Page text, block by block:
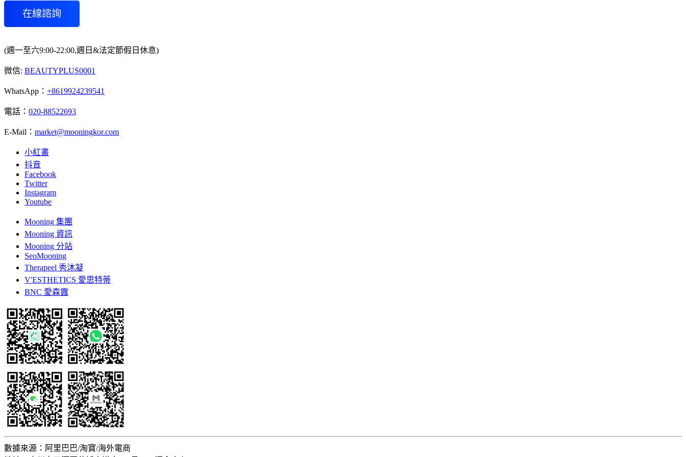
在線諮詢
(週一至六9:00-22:00,週日&法定節假日休息)
微信: BEAUTYPLUS0001
WhatsApp： +8619924239541
電話： 020-88522693
E-Mail： market@mooningkor.com
小紅書
抖音
Facebook
Twitter
Instagram
Youtube
Mooning 集團
Mooning 資訊
Mooning 分站
SeoMooning
Therapeel 秀沐凝
V'ESTHETICS 愛思特蒂
BNC 愛森露
數據來源：阿里巴巴/淘寶/海外電商